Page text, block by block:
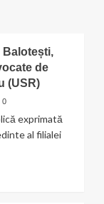
Balotești,
de
(USR)
0
exprimată
al filialei